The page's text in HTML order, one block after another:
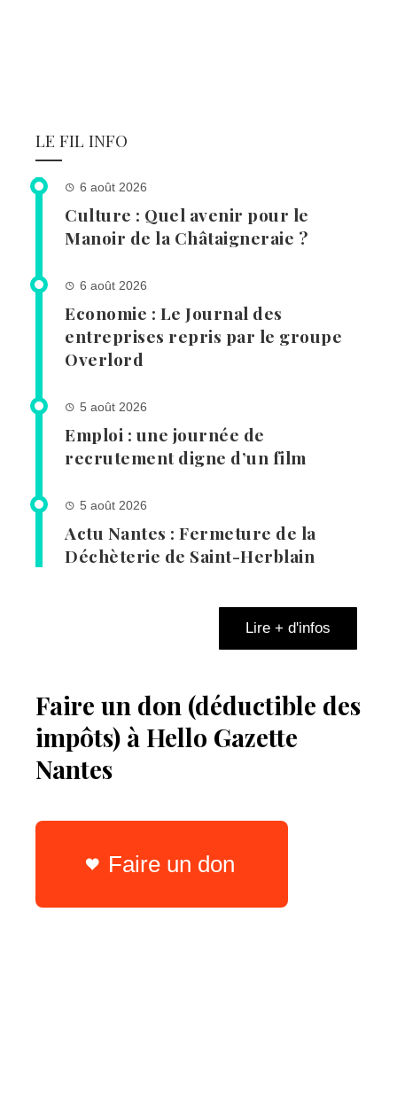
LE FIL INFO
6 août 2026
Culture : Quel avenir pour le
Manoir de la Châtaigneraie ?
6 août 2026
Economie : Le Journal des
entreprises repris par le groupe
Overlord
5 août 2026
Emploi : une journée de
recrutement digne d’un film
5 août 2026
Actu Nantes : Fermeture de la
Déchèterie de Saint-Herblain
Lire + d'infos
Faire un don (déductible des
impôts) à Hello Gazette
Nantes
Faire un don